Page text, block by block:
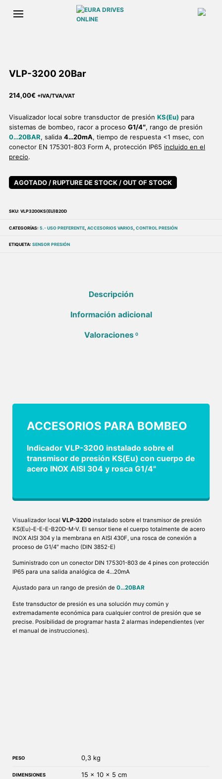
VLP-3200 20Bar
214,00€ +IVA/TVA/VAT
Visualizador local sobre transductor de presiónKS(Eu) para
sistemas de bombeo, racor a procesoG1/4″, rango de presión
0…20BAR, salida4…20mA, tiempo de respuesta <1 msec, con
conector EN 175301-803 Form A, protección IP65 incluido en el
precio.
AGOTADO / RUPTURE DE STOCK / OUT OF STOCK
SKU:VLP3200KS(EU)B20D
CATEGORÍAS:5.- USO PREFERENTE ,ACCESORIOS VARIOS ,CONTROL PRESIÓN
ETIQUETA:SENSOR PRESIÓN
Descripción
Información adicional
Valoraciones 0
ACCESORIOS PARA BOMBEO
Indicador VLP-3200 instalado sobre el
transmisor de presión KS(Eu) con cuerpo de
acero INOX AISI 304 y rosca G1/4"
Visualizador local VLP-3200 instalado sobre el transmisor de presión
KS(Eu)-E-E-E-B20D-M-V. El sensor tiene el cuerpo totalmente de acero
INOX AISI 304 y la membrana en AISI 430F, una rosca de conexión a
proceso de G1/4″ macho (DIN 3852-E)
Suministrado con un conector DIN 175301-803 de 4 pines con protección
IP65 para una salida analógica de 4…20mA
Ajustado para un rango de presión de 0…20BAR
Este transductor de presión es una solución muy común y
extremadamente económica para cualquier control de presión que se
precise. Posibilidad de programar hasta 2 alarmas independientes (ver
el manual de instrucciones).
PESO 0,3 kg
DIMENSIONES
15 × 10 × 5 cm